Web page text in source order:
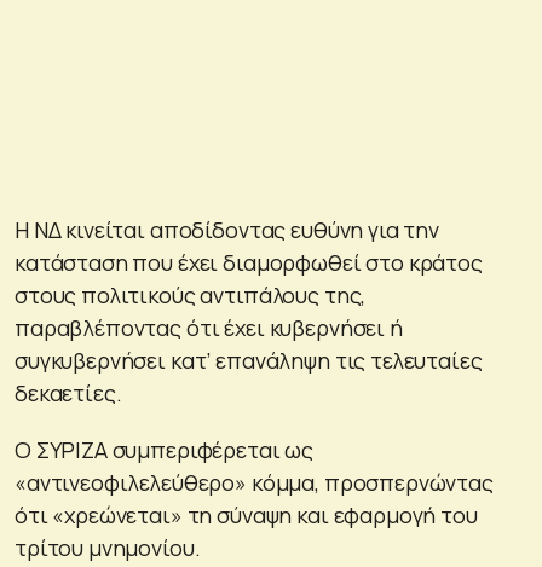
Η ΝΔ κινείται αποδίδοντας ευθύνη για την
κατάσταση που έχει διαμορφωθεί στο κράτος
στους πολιτικούς αντιπάλους της,
παραβλέποντας ότι έχει κυβερνήσει ή
συγκυβερνήσει κατ’ επανάληψη τις τελευταίες
δεκαετίες.
Ο ΣΥΡΙΖΑ συμπεριφέρεται ως
«αντινεοφιλελεύθερο» κόμμα, προσπερνώντας
ότι «χρεώνεται» τη σύναψη και εφαρμογή του
τρίτου μνημονίου.